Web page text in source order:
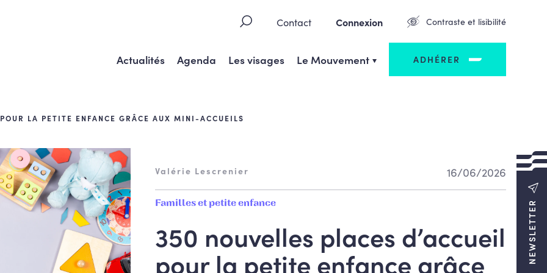
Contact Connexion Contraste et lisibilité
Actualités Agenda Les visages Le Mouvement ADHÉRER
NEWSLETTER
LA PETITE ENFANCE GRÂCE AUX MINI-ACCUEILS
16/06/2026
Familles et petite enfance
Valérie Lescrenier
350 nouvelles places d’accueil
pour la petite enfance grâce